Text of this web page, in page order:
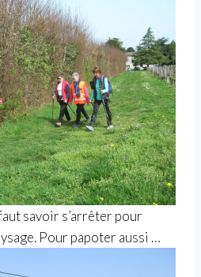
savoir s’arrêter pour
Pour papoter aussi …